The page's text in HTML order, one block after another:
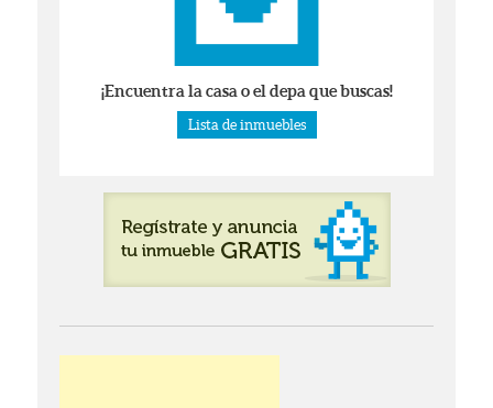
¡Encuentra la casa o el depa que buscas!
Lista de inmuebles